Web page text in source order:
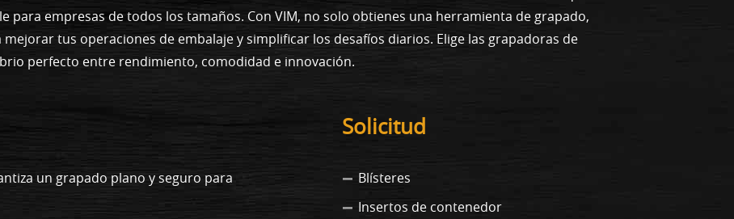
para empresas de todos los tamaños. Con VIM, no solo obtienes una herramienta de grapado,
tus operaciones de embalaje y simplificar los desafíos diarios. Elige las grapadoras de
perfecto entre rendimiento, comodidad e innovación.
Solicitud
Blísteres
Insertos de contenedor
un grapado plano y seguro para